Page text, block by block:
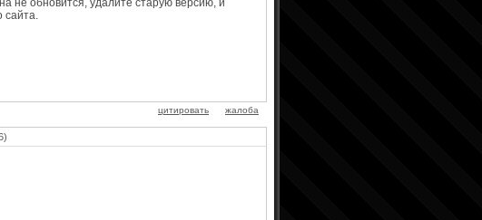
не обновится, удалите старую версию, и
сайта.
цитировать жалоба